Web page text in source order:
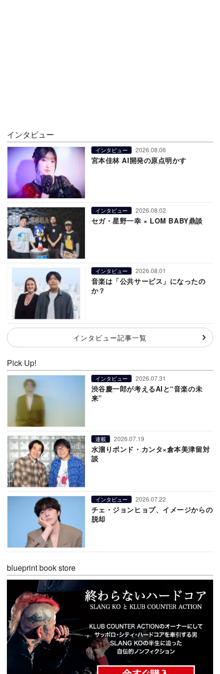
インタビュー
インタビュー 2026.08.06
宮本佳林 AI開発の原点明かす
インタビュー 2026.08.02
セガ・星野一幸 × LOM BABY鼎談
インタビュー 2026.08.01
音楽は「公共サービス」になったの
か？
インタビュー記事一覧
Pick Up!
インタビュー 2026.07.31
渋谷慶一郎が考えるAIと“音楽の未
来”
連載 2026.07.19
水溜りボンド・カンタ×倉本美津留対
談
インタビュー 2026.07.22
チェ・ジョンヒョプ、イメージからの
脱却
blueprint book store